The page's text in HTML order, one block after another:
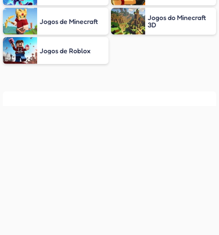
Jogos de Minecraft
Jogos do Minecraft
3D
Jogos de Roblox